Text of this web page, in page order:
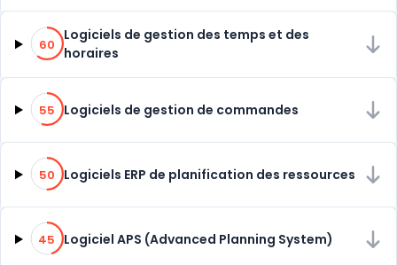
60% de compatibilité
60
Logiciels de gestion des temps et des
horaires
55% de compatibilité
55 Logiciels de gestion de commandes
50% de compatibilité
50 Logiciels ERP de planification des ressources
45% de compatibilité
45 Logiciel APS (Advanced Planning System)